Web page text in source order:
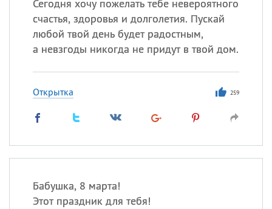
Сегодня хочу пожелать тебе невероятного
счастья, здоровья и долголетия. Пускай
любой твой день будет радостным,
а невзгоды никогда не придут в твой дом.
Открытка 259
Бабушка, 8 марта!
Этот праздник для тебя!